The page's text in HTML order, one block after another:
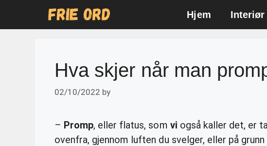
Hjem Interiør
Hva skjer når man
02/10/2022 by
– Promp, eller flatus, som vi også kaller det, er
ovenfra, gjennom luften du svelger, eller på